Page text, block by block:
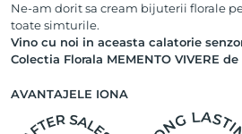
Ne-am dorit sa cream bijuterii florale
toate simturile.
Vino cu noi in aceasta calatorie
Colectia Florala MEMENTO VIVERE
AVANTAJELE IONA